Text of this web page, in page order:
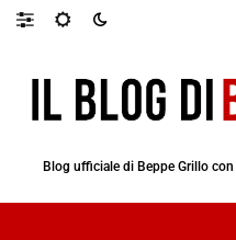
Blog ufficiale di Beppe Grillo